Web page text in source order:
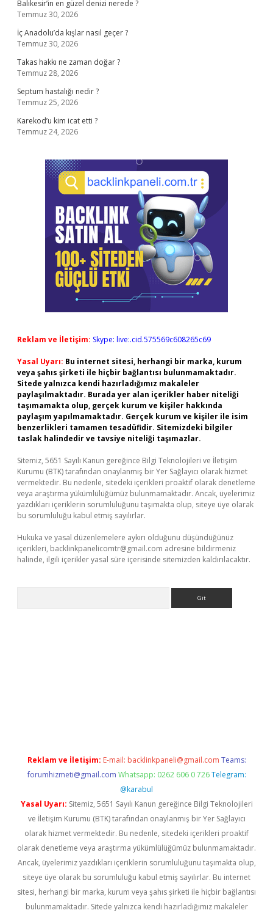
Balıkesir’in en güzel denizi nerede ?
Temmuz 30, 2026
İç Anadolu’da kışlar nasıl geçer ?
Temmuz 30, 2026
Takas hakkı ne zaman doğar ?
Temmuz 28, 2026
Septum hastalığı nedir ?
Temmuz 25, 2026
Karekod’u kim icat etti ?
Temmuz 24, 2026
Reklam ve İletişim: Skype: live:.cid.575569c608265c69
Yasal Uyarı: Bu internet sitesi, herhangi bir marka, kurum
veya şahıs şirketi ile hiçbir bağlantısı bulunmamaktadır.
Sitede yalnızca kendi hazırladığımız makaleler
paylaşılmaktadır. Burada yer alan içerikler haber niteliği
taşımamakta olup, gerçek kurum ve kişiler hakkında
paylaşım yapılmamaktadır. Gerçek kurum ve kişiler ile isim
benzerlikleri tamamen tesadüfidir. Sitemizdeki bilgiler
taslak halindedir ve tavsiye niteliği taşımazlar.
Sitemiz, 5651 Sayılı Kanun gereğince Bilgi Teknolojileri ve İletişim
Kurumu (BTK) tarafından onaylanmış bir Yer Sağlayıcı olarak hizmet
vermektedir. Bu nedenle, sitedeki içerikleri proaktif olarak denetleme
veya araştırma yükümlülüğümüz bulunmamaktadır. Ancak, üyelerimiz
yazdıkları içeriklerin sorumluluğunu taşımakta olup, siteye üye olarak
bu sorumluluğu kabul etmiş sayılırlar.
Hukuka ve yasal düzenlemelere aykırı olduğunu düşündüğünüz
içerikleri, backlinkpanelicomtr@gmail.com adresine bildirmeniz
halinde, ilgili içerikler yasal süre içerisinde sitemizden kaldırılacaktır.
Reklam ve İletişim: E-mail: backlinkpaneli@gmail.com Teams:
forumhizmeti@gmail.com Whatsapp: 0262 606 0 726 Telegram:
@karabul
Yasal Uyarı: Sitemiz, 5651 Sayılı Kanun gereğince Bilgi Teknolojileri
ve İletişim Kurumu (BTK) tarafından onaylanmış bir Yer Sağlayıcı
olarak hizmet vermektedir. Bu nedenle, sitedeki içerikleri proaktif
olarak denetleme veya araştırma yükümlülüğümüz bulunmamaktadır.
Ancak, üyelerimiz yazdıkları içeriklerin sorumluluğunu taşımakta olup,
siteye üye olarak bu sorumluluğu kabul etmiş sayılırlar. Bu internet
sitesi, herhangi bir marka, kurum veya şahıs şirketi ile hiçbir bağlantısı
bulunmamaktadır. Sitede yalnızca kendi hazırladığımız makaleler